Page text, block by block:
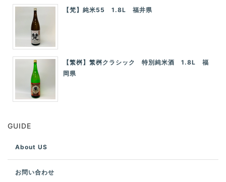
【梵】純米55 1.8L 福井県
【繁桝】繁桝クラシック 特別純米酒 1.8L 福
岡県
GUIDE
About US
お問い合わせ